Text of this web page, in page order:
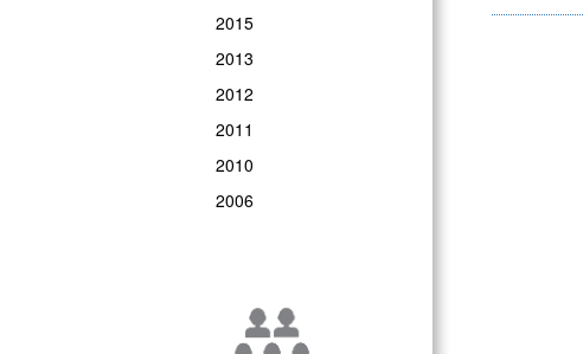
2015
2013
2012
2011
2010
2006